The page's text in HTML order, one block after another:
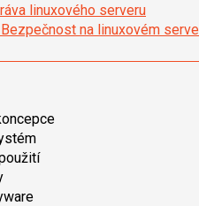
linuxového serveru
na linuxovém